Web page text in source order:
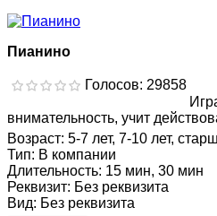
Пианино
Голосов: 29858
внимательность, учит
Возраст: 5-7 лет, 7-10 лет,
Тип: В компании
Длительность: 15 мин, 30 мин
Реквизит: Без реквизита
Вид: Без реквизита